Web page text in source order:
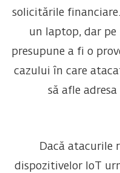
solicitările
un laptop, dar
presupune a fi o
cazului în care
să afle
Dacă atacurile
dispozitivelor IoT